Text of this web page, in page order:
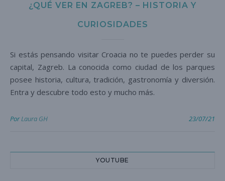
¿QUÉ VER EN ZAGREB? – HISTORIA Y
CURIOSIDADES
Si estás pensando visitar Croacia no te puedes perder su
capital, Zagreb. La conocida como ciudad de los parques
posee historia, cultura, tradición, gastronomía y diversión.
Entra y descubre todo esto y mucho más.
PorLaura GH 23/07/21
YOUTUBE